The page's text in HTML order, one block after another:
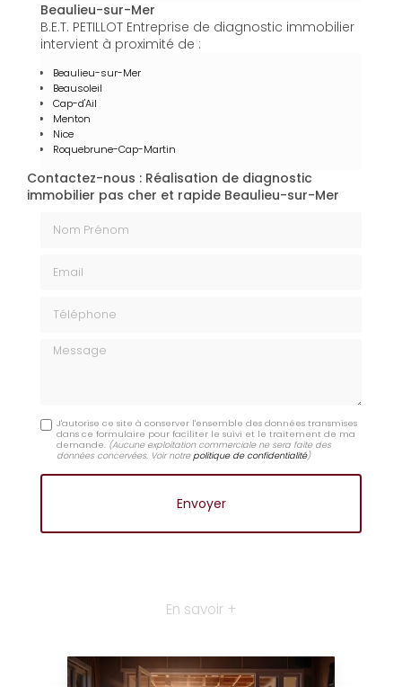
Beaulieu-sur-Mer
B.E.T. PETILLOT Entreprise de diagnostic immobilier
intervient à proximité de :
Beaulieu-sur-Mer
Beausoleil
Cap-d'Ail
Menton
Nice
Roquebrune-Cap-Martin
Contactez-nous : Réalisation de diagnostic
immobilier pas cher et rapide Beaulieu-sur-Mer
Message
J'autorise ce site à conserver l'ensemble des données transmises
dans ce formulaire pour faciliter le suivi et le traitement de ma
demande. (Aucune exploitation commerciale ne sera faite des
données concervées. Voir notrepolitique de confidentialité)
En savoir +